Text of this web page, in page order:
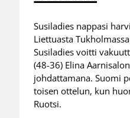
Susiladies nappasi
Liettuasta
Susiladies voitti
(48-36) Elina
johdattamana. Suomi
toisen ottelun, kun
Ruotsi.